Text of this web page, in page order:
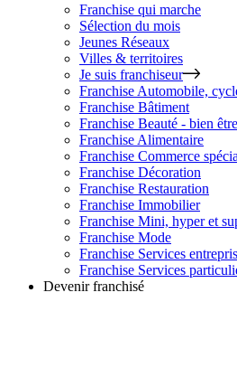
Franchise qui marche
Sélection du mois
Jeunes Réseaux
Villes & territoires
Je suis franchiseur
Franchise Automobile,
Franchise Bâtiment
Franchise Beauté - bien être
Franchise Alimentaire
Franchise Commerce
Franchise Décoration
Franchise Restauration
Franchise Immobilier
Franchise Mini, hyper et
Franchise Mode
Franchise Services
Franchise Services
Devenir franchisé